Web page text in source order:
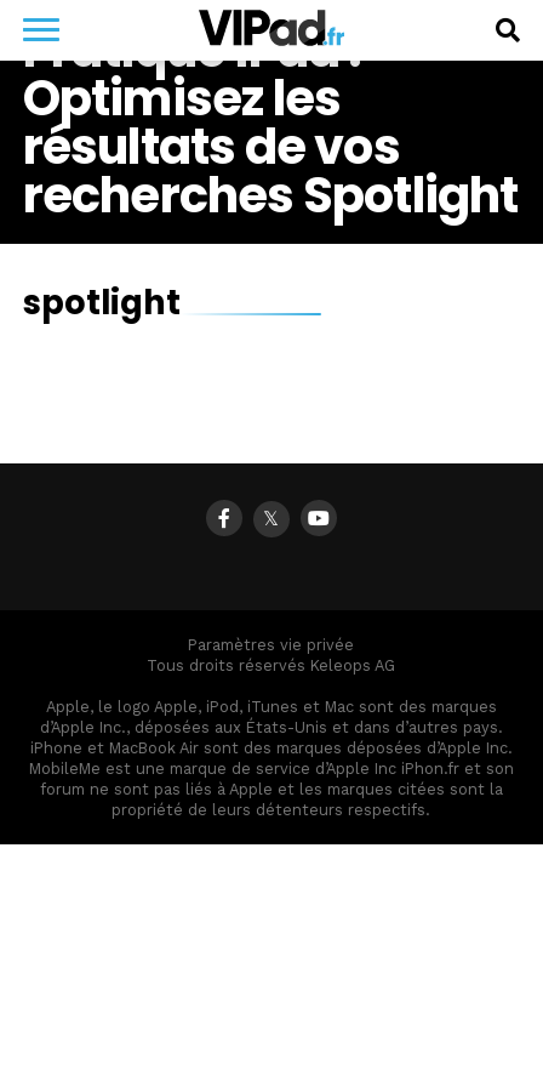
Pratique iPad :
Optimisez les
résultats de vos
recherches Spotlight
spotlight
𝕏
Paramètres vie privée
Tous droits réservés Keleops AG
Apple, le logo Apple, iPod, iTunes et Mac sont des marques
d’Apple Inc., déposées aux États-Unis et dans d’autres pays.
iPhone et MacBook Air sont des marques déposées d’Apple Inc.
MobileMe est une marque de service d’Apple Inc iPhon.fr et son
forum ne sont pas liés à Apple et les marques citées sont la
propriété de leurs détenteurs respectifs.